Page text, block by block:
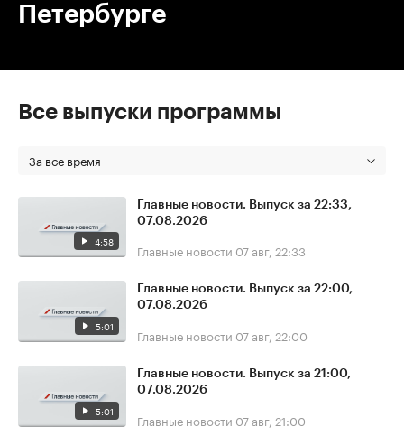
Петербурге
Все выпуски программы
За все время
4:58
Главные новости. Выпуск за 22:33,
07.08.2026
Главные новости 07 авг, 22:33
5:01
Главные новости. Выпуск за 22:00,
07.08.2026
Главные новости 07 авг, 22:00
5:01
Главные новости. Выпуск за 21:00,
07.08.2026
Главные новости 07 авг, 21:00